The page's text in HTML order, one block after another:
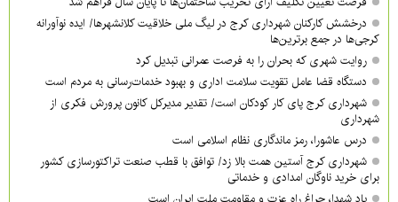
درخشش کارکنان شهرداری کرج در لیگ ملی خلاقیت کلانشهرها/ ایده نوآورانه
کرجی‌ها در جمع برترین‌ها
روایت شهری که بحران را به فرصت عمرانی تبدیل کرد
دستگاه قضا عامل تقویت سلامت اداری و بهبود خدمات‌رسانی به مردم است
شهرداری کرج پای کار کودکان است/ تقدیر مدیرکل کانون پرورش فکری از
شهرداری
درس عاشورا، رمز ماندگاری نظام اسلامی است
شهرداری کرج آستین همت بالا زد/ توافق با قطب صنعت تراکتورسازی کشور
برای خرید ناوگان امدادی و خدماتی